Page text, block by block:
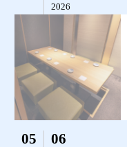
2026
05 06